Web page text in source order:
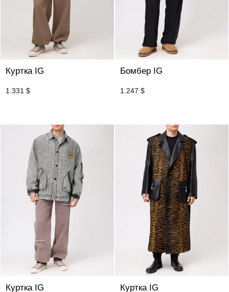
Куртка IG
1.331 $
Бомбер IG
1.247 $
Куртка IG Куртка IG